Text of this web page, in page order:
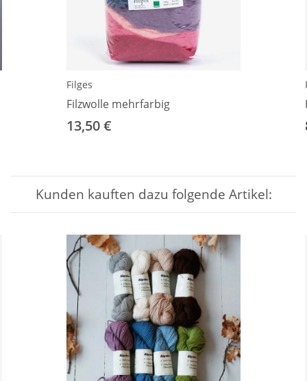
Filges
Filzwolle mehrfarbig
13,50 €
Kunden kauften dazu folgende Artikel: